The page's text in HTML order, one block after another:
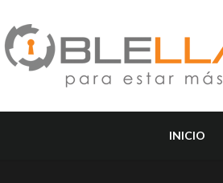
INICIO